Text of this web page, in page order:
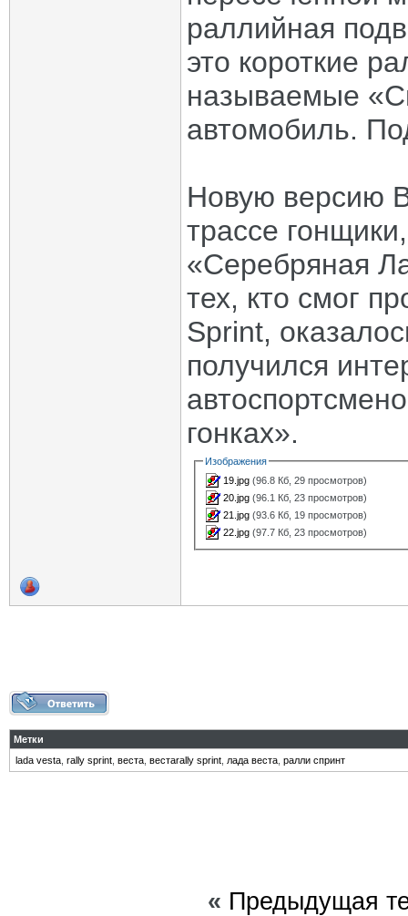
раллийная
это короткие
называемые
автомобиль.
Новую версию
трассе
«Серебряная
тех, кто смог
Sprint,
получился
гонках».
Изображения
19.jpg (96.8 Кб, 29 просмотров)
20.jpg (96.1 Кб, 23 просмотров)
21.jpg (93.6 Кб, 19 просмотров)
22.jpg (97.7 Кб, 23 просмотров)
Метки
lada vesta rally sprint веста вестаrally sprint лада веста ралли спринт
« Предыдущая